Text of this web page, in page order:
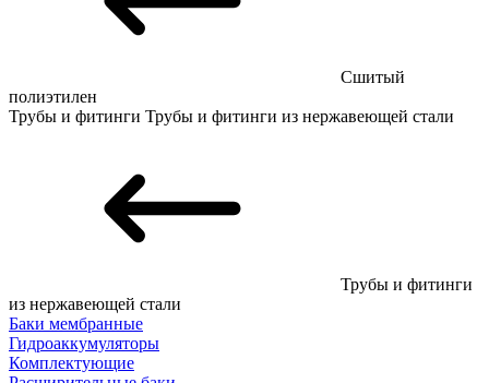
Сшитый
полиэтилен
Трубы и фитинги Трубы и фитинги из нержавеющей стали
Трубы и фитинги
из нержавеющей стали
Баки мембранные
Гидроаккумуляторы
Комплектующие